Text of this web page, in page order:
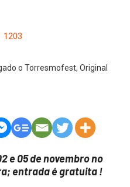
1203
e 05 de novembro no
entrada é gratuita !